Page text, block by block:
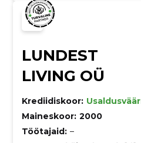
LUNDEST
LIVING OÜ
Krediidiskoor:
Maineskoor: 2000
Töötajaid: –